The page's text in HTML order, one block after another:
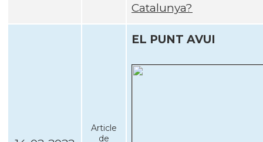
Catalunya?
Article
de
EL PUNT AVUI